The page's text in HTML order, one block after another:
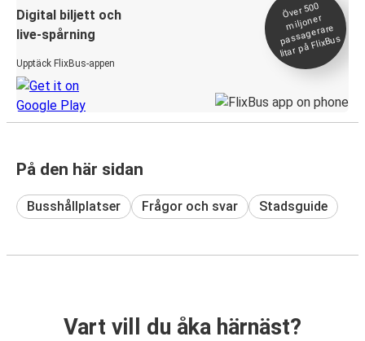
Digital biljett och
live-spårning
Upptäck FlixBus-appen
Över 500
miljoner
passagerare
litar på FlixBus
På den här sidan
Busshållplatser Frågor och svar Stadsguide
Vart vill du åka härnäst?